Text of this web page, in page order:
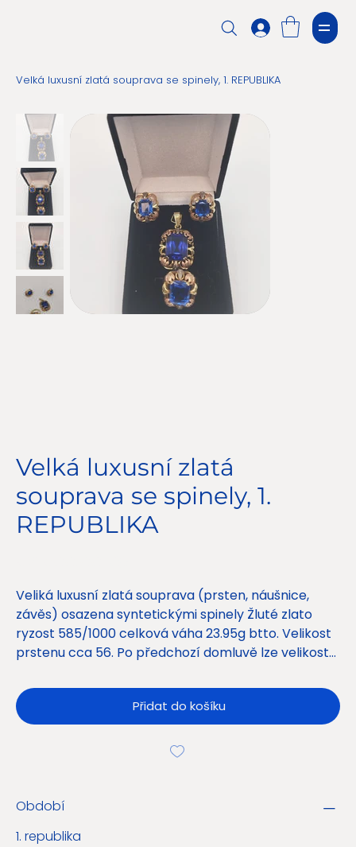
Velká luxusní zlatá souprava se spinely, 1. REPUBLIKA
Velká luxusní zlatá
souprava se spinely, 1.
REPUBLIKA
Veliká luxusní zlatá souprava (prsten, náušnice,
závěs) osazena syntetickými spinely Žluté zlato
ryzost 585/1000 celková váha 23.95g btto. Velikost
prstenu cca 56. Po předchozí domluvě lze velikost
2.5 cm šířka 2 cm. Období 1. republika.
Přidat do košíku
Období
1. republika